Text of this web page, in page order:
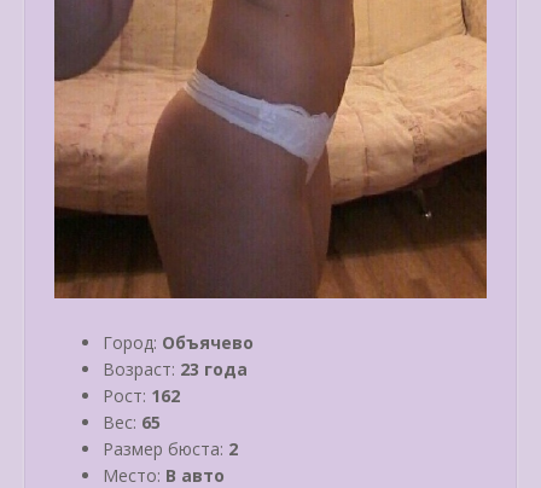
Город: Объячево
Возраст: 23 года
Рост: 162
Вес: 65
Размер бюста: 2
Место: В авто